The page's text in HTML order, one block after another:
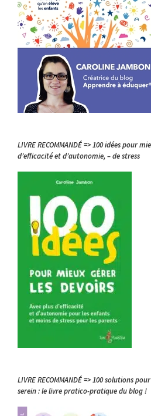
LIVRE RECOMMANDÉ => 100 idées pour
d’efficacité et d’autonomie, – de stress
LIVRE RECOMMANDÉ => 100 solutions
serein : le livre pratico-pratique du blog !